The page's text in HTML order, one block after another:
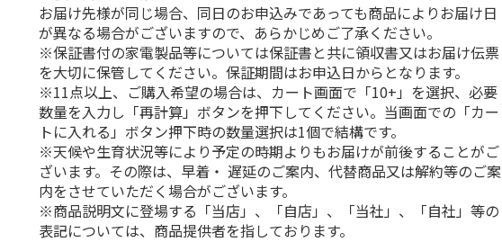
お届け先様が同じ場合、同日のお申込みであっても商品によりお届け日
が異なる場合がございますので、あらかじめご了承ください。
※保証書付の家電製品等については保証書と共に領収書又はお届け伝票
を大切に保管してください。保証期間はお申込日からとなります。
※11点以上、ご購入希望の場合は、カート画面で「10+」を選択、必要
数量を入力し「再計算」ボタンを押下してください。当画面での「カー
トに入れる」ボタン押下時の数量選択は1個で結構です。
※天候や生育状況等により予定の時期よりもお届けが前後することがご
ざいます。その際は、早着・ 遅延のご案内、代替商品又は解約等のご案
内をさせていただく場合がございます。
※商品説明文に登場する「当店」、「自店」、「当社」、「自社」等の
表記については、商品提供者を指しております。